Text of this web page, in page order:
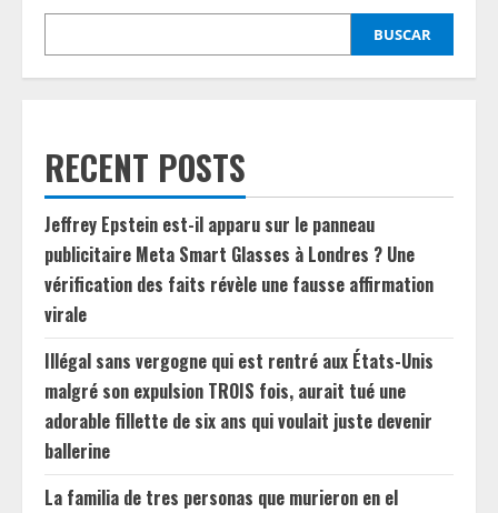
BUSCAR
RECENT POSTS
Jeffrey Epstein est-il apparu sur le panneau
publicitaire Meta Smart Glasses à Londres ? Une
vérification des faits révèle une fausse affirmation
virale
Illégal sans vergogne qui est rentré aux États-Unis
malgré son expulsion TROIS fois, aurait tué une
adorable fillette de six ans qui voulait juste devenir
ballerine
La familia de tres personas que murieron en el